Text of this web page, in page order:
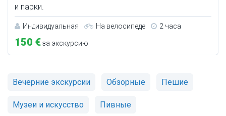
и парки.
Индивидуальная На велосипеде 2 часа
150 €за экскурсию
Вечерние экскурсии Обзорные Пешие
Музеи и искусство Пивные